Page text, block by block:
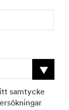
samtycke